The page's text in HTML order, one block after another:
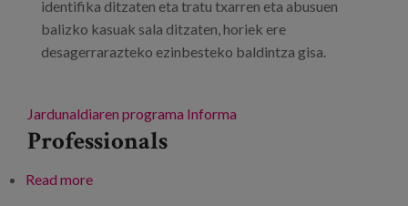
identifika ditzaten eta tratu txarren eta abusuen
balizko kasuak sala ditzaten, horiek ere
desagerrarazteko ezinbesteko baldintza gisa.
Jardunaldiaren programa Informa
Professionals
Read moreabout Adinekoei tratu txarrak eta abusuak